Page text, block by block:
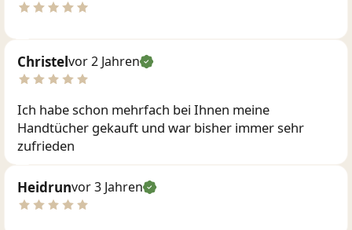
Christelvor 2 Jahren
Ich habe schon mehrfach bei Ihnen meine
Handtücher gekauft und war bisher immer sehr
zufrieden
Heidrunvor 3 Jahren